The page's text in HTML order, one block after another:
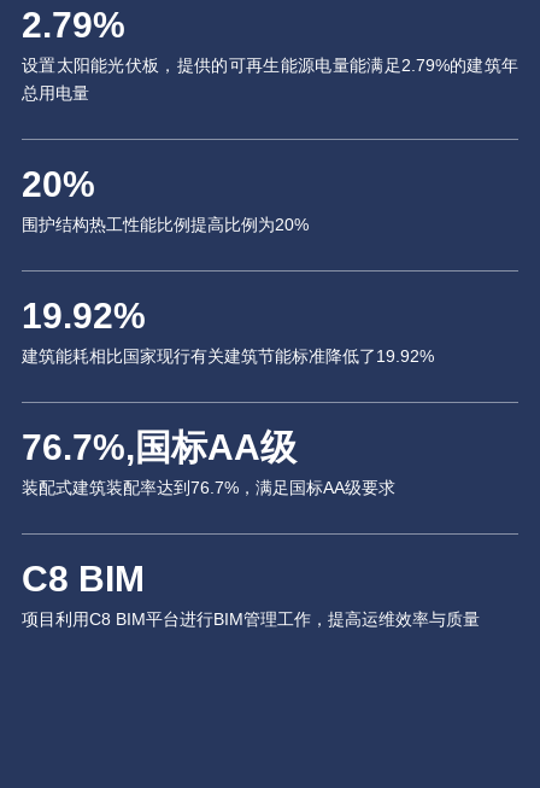
2.79%
设置太阳能光伏板，提供的可再生能源电量能满足2.79%的建筑年
总用电量
20%
围护结构热工性能比例提高比例为20%
19.92%
建筑能耗相比国家现行有关建筑节能标准降低了19.92%
76.7%,国标AA级
装配式建筑装配率达到76.7%，满足国标AA级要求
C8 BIM
项目利用C8 BIM平台进行BIM管理工作，提高运维效率与质量